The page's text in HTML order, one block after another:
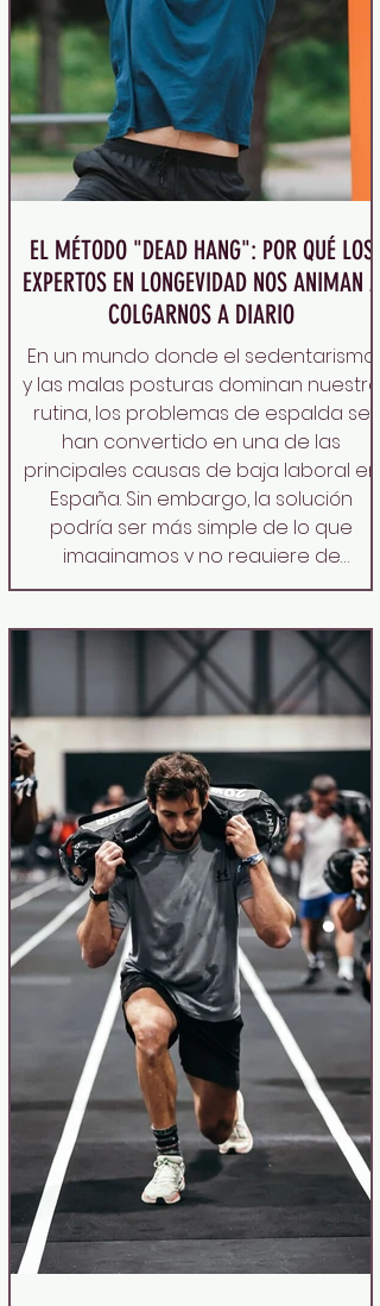
EL MÉTODO "DEAD HANG": POR QUÉ LOS
EXPERTOS EN LONGEVIDAD NOS ANIMAN A
COLGARNOS A DIARIO
En un mundo donde el sedentarismo
y las malas posturas dominan nuestra
rutina, los problemas de espalda se
han convertido en una de las
principales causas de baja laboral en
España. Sin embargo, la solución
podría ser más simple de lo que
imaginamos y no requiere de
equipamiento complejo ni de horas
hang , un ejercicio que consiste
simplemente en colgarse de una
barra con los brazos completamente
estirados, dejando que la gravedad
haga su tra